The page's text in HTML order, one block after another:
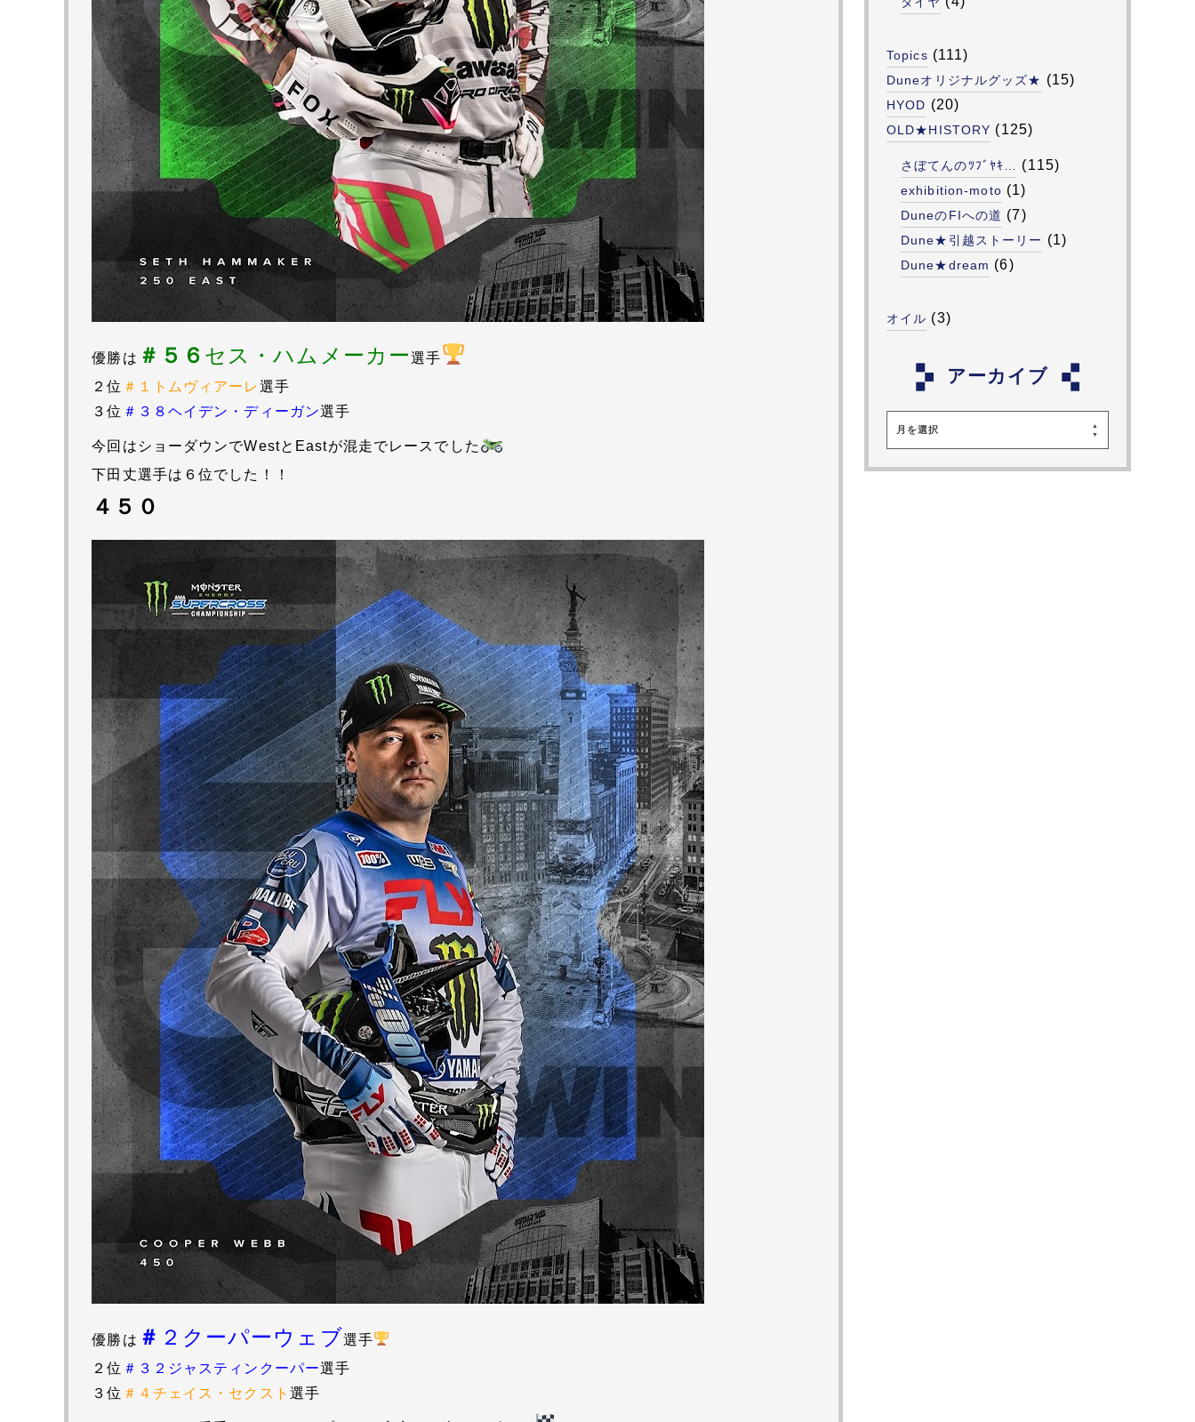
優勝は ＃５６ セス・ハムメーカー選手
２位 ＃１トムヴィアーレ 選手
３位 ＃３８ヘイデン・ディーガン選手
今回はショーダウンでWestとEastが混走でレースでした
下田丈選手は６位でした！！
４５０
優勝は ＃ ２クーパーウェブ選手
２位 ＃３２ジャスティンクーパー選手
３位 ＃４チェイス・セクスト 選手
Topics (111)
Duneオリジナルグッズ★ (15)
HYOD (20)
OLD★HISTORY (125)
さぼてんのﾂﾌﾞﾔｷ… (115)
exhibition-moto (1)
DuneのFIへの道 (7)
Dune★引越ストーリー (1)
Dune★dream (6)
オイル (3)
アーカイブ
月を選択